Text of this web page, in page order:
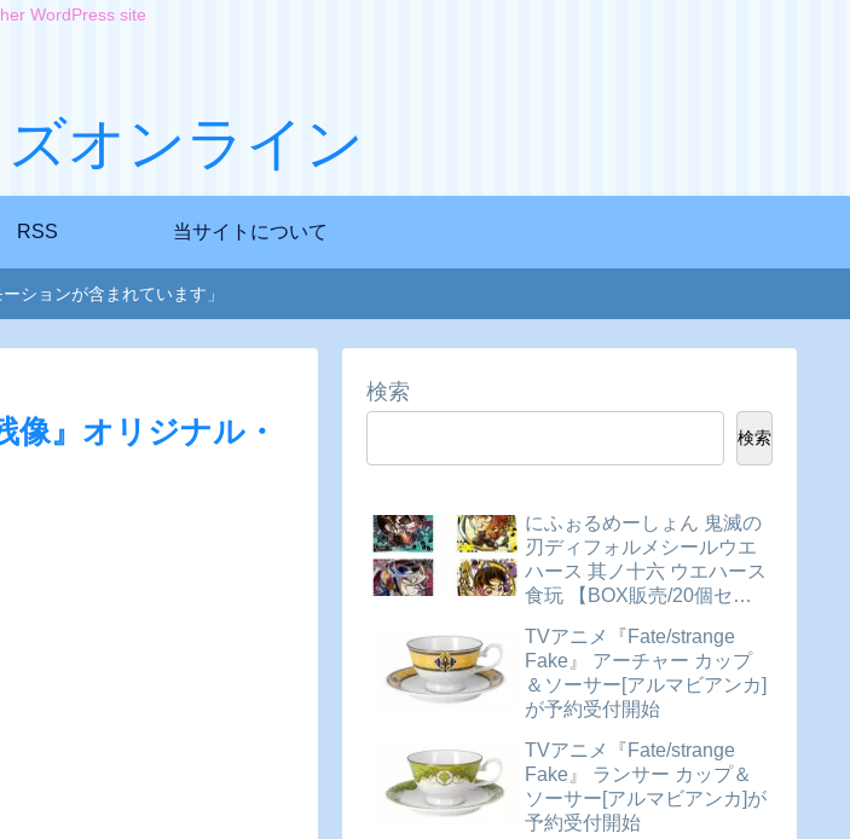
WordPress site
オンライン
RSS 当サイトについて
ションが含まれています」
像』オリジナル・
検索
検索
にふぉるめーしょん 鬼滅の
刃ディフォルメシールウエ
ハース 其ノ十六 ウエハース
食玩 【BOX販売/20個セッ
TVアニメ『Fate/strange
Fake』 アーチャー カップ
＆ソーサー[アルマビアンカ]
が予約受付開始
TVアニメ『Fate/strange
Fake』 ランサー カップ＆
ソーサー[アルマビアンカ]が
予約受付開始